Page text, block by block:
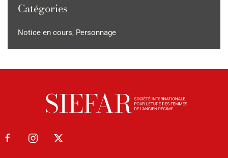
Catégories
Notice en cours, Personnage